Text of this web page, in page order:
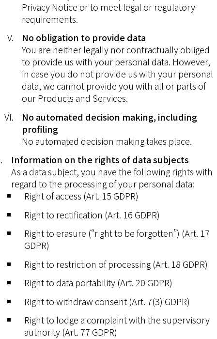
Privacy Notice or to meet legal or regulatory
requirements.
No obligation to provide data
You are neither legally nor contractually obliged
to provide us with your personal data. However,
in case you do not provide us with your personal
data, we cannot provide you with all or parts of
our Products and Services.
No automated decision making, including
profiling
No automated decision making takes place.
Information on the rights of data subjects
As a data subject, you have the following rights with
regard to the processing of your personal data:
Right of access (Art. 15 GDPR)
Right to rectification (Art. 16 GDPR)
Right to erasure (“right to be forgotten”) (Art. 17
GDPR)
Right to restriction of processing (Art. 18 GDPR)
Right to data portability (Art. 20 GDPR)
Right to withdraw consent (Art. 7(3) GDPR)
Right to lodge a complaint with the supervisory
authority (Art. 77 GDPR)